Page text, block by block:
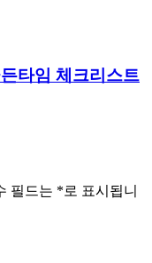
타임 체크리스트
필드는 *로 표시됩니